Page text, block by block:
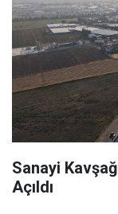
Sanayi
Açıldı